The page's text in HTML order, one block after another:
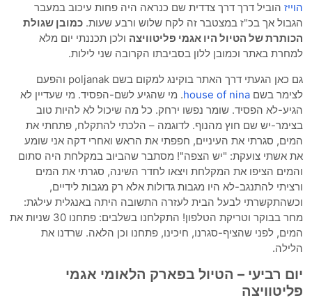
הוייז הוביל דרך דרך צדדית שם כנראה היה פחות עיכוב במעבר
הגבול אך בכ"ז במצטבר זה לקח שלוש ורבע שעות.כמובן שגולת
הכותרת של הטיול היו אגמי פליטוויצה ולכן תכננתי יום מלא
למחרת באתר וכמובן ללון בסביבתו הקרובה שני לילות.
גם כאן הגעתי דרך האתר בוקינג למקום בשם poljanak והפעם
לצימר בשםhouse of nina. מי שהגיע לשם-הפסיד. מי שעדיין לא
הגיע-לא הפסיד. שומר נפשו ירחק. כל מה שיכול לא להיות טוב
בצימר-יש שם חוץ מהנוף. לדוגמה – הלכתי להתקלח, פתחתי את
המים, סגרתי את העיניים, חפפתי את הראש ואחרי דקה אני שומע
את אשתי צועקת: "יש הצפה"! מסתבר שהביוב במקלחת היה סתום
והמים הציפו את המקלחת ויצאו לחדר השינה, סגרתי את המים
ורציתי להתנגב-לא היו מגבות גדולות אלא רק מגבות לידיים,
וכשהתקשרתי לבעל הבית לעזרה התשובה היתה באנגלית עילגת:
מחר בבוקר וטריקת הטלפון! התקלחנו בשלבים: פתחנו 30 שניות את
המים, לפני שהציף-סגרנו, חיכינו, פתחנו וכן הלאה. שרדנו את
הלילה.
יום רביעי – הטיול בפארק הלאומי אגמי
פליטוויצה